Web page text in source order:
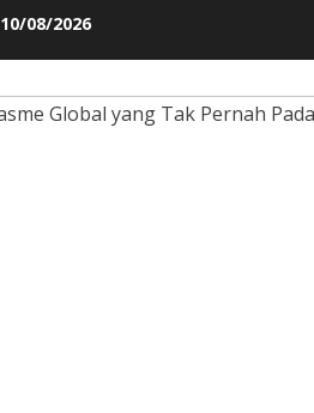
10/08/2026